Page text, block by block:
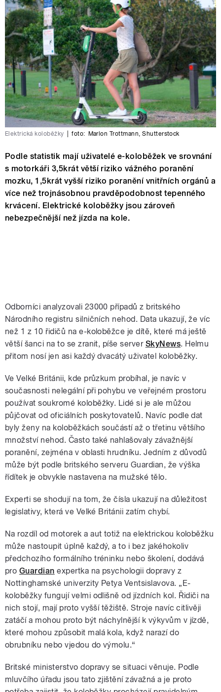
Elektrická koloběžky foto: Marlon Trottmann,Shutterstock
Podle statistik mají uživatelé e-koloběžek ve srovnání
s motorkáři 3,5krát větší riziko vážného poranění
mozku, 1,5krát vyšší riziko poranění vnitřních orgánů a
více než trojnásobnou pravděpodobnost tepenného
krvácení. Elektrické koloběžky jsou zároveň
nebezpečnější než jízda na kole.
Odborníci analyzovali 23000 případů z britského
Národního registru silničních nehod. Data ukazují, že víc
než 1 z 10 řidičů na e-koloběžce je dítě, které má ještě
větší šanci na to se zranit, píše server SkyNews. Helmu
přitom nosí jen asi každý dvacátý uživatel koloběžky.
Ve Velké Británii, kde průzkum probíhal, je navíc v
současnosti nelegální při pohybu ve veřejném prostoru
používat soukromé koloběžky. Lidé si je ale můžou
půjčovat od oficiálních poskytovatelů. Navíc podle dat
byly ženy na koloběžkách součástí až o třetinu většího
množství nehod. Často také nahlašovaly závažnější
poranění, zejména v oblasti hrudníku. Jedním z důvodů
může být podle britského serveru Guardian, že výška
řídítek je obvykle nastavena na mužské tělo.
Experti se shodují na tom, že čísla ukazují na důležitost
legislativy, která ve Velké Británii zatím chybí.
Na rozdíl od motorek a aut totiž na elektrickou koloběžku
může nastoupit úplně každý, a to i bez jakéhokoliv
předchozího formálního tréninku nebo školení, dodává
pro Guardian expertka na psychologii dopravy z
Nottinghamské univerzity Petya Ventsislavova. „E-
koloběžky fungují velmi odlišně od jízdních kol. Řidiči na
nich stojí, mají proto vyšší těžiště. Stroje navíc citlivěji
zatáčí a mohou proto být náchylnější k výkyvům v jízdě,
které mohou způsobit malá kola, když narazí do
obrubníku nebo vjedou do výmolu.“
Britské ministerstvo dopravy se situaci věnuje. Podle
mluvčího úřadu jsou tato zjištění závažná a je proto